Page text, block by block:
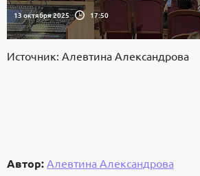
13 октября 2025 17:50
Источник: Алевтина Александрова
Автор: Алевтина Александрова